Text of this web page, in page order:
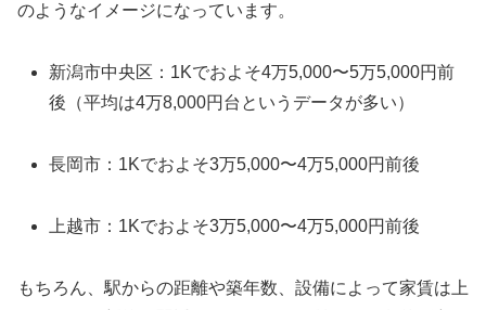
のようなイメージになっています。
新潟市中央区：1Kでおよそ4万5,000〜5万5,000円前
後（平均は4万8,000円台というデータが多い）
長岡市：1Kでおよそ3万5,000〜4万5,000円前後
上越市：1Kでおよそ3万5,000〜4万5,000円前後
もちろん、駅からの距離や築年数、設備によって家賃は上